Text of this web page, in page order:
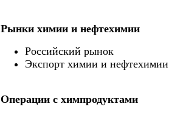
Рынки химии и нефтехимии
Российский рынок
Экспорт химии и нефтехимии
Операции c химпродуктами